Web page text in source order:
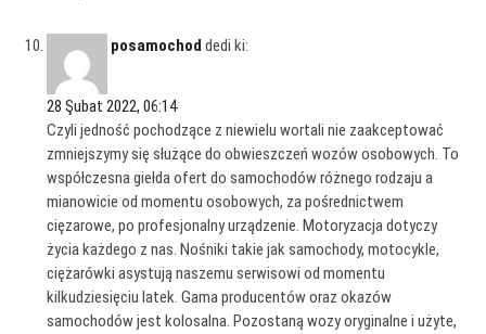
posamochod dedi ki:
28 Şubat 2022, 06:14
Czyli jedność pochodzące z niewielu wortali nie zaakceptować
zmniejszymy się służące do obwieszczeń wozów osobowych. To
współczesna giełda ofert do samochodów różnego rodzaju a
mianowicie od momentu osobowych, za pośrednictwem
cięzarowe, po profesjonalny urządzenie. Motoryzacja dotyczy
życia każdego z nas. Nośniki takie jak samochody, motocykle,
ciężarówki asystują naszemu serwisowi od momentu
kilkudziesięciu latek. Gama producentów oraz okazów
samochodów jest kolosalna. Pozostaną wozy oryginalne i użyte,